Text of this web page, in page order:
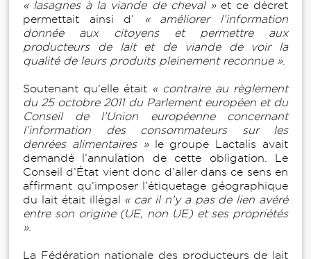
« lasagnes à la viande de cheval »et ce décret
permettait ainsi d’
« améliorer l’information
donnée aux citoyens et permettre aux
producteurs de lait et de viande de voir la
qualité de leurs produits pleinement reconnue ».
Soutenant qu’elle était « contraire au règlement
du 25 octobre 2011 du Parlement européen et du
Conseil de l’Union européenne concernant
l’information des consommateurs sur les
denrées alimentaires »le groupe Lactalis avait
demandé l’annulation de cette obligation. Le
Conseil d’État vient donc d’aller dans ce sens en
affirmant qu’imposer l’étiquetage géographique
du lait était illégal « car il n’y a pas de lien avéré
entre son origine (UE, non UE) et ses propriétés
».
La Fédération nationale des producteurs de lait